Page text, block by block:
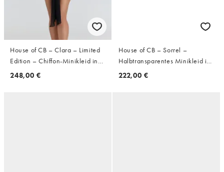
House of CB – Clara – Limited
Edition – Chiffon-Minikleid in
Schwarz und Zartrosa
248,00 €
House of CB – Sorrel –
Halbtransparentes Minikleid in
Café au Lait und Creme
222,00 €